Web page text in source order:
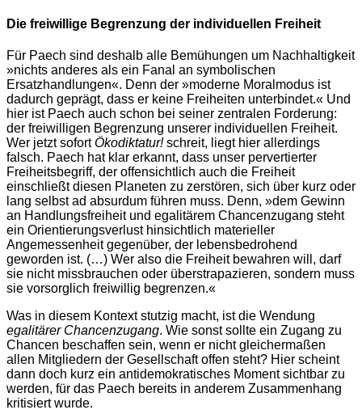
Die freiwillige Begrenzung der individuellen Freiheit
Für Paech sind deshalb alle Bemühungen um Nachhaltigkeit
»nichts anderes als ein Fanal an symbolischen
Ersatzhandlungen«. Denn der »moderne Moralmodus ist
dadurch geprägt, dass er keine Freiheiten unterbindet.« Und
hier ist Paech auch schon bei seiner zentralen Forderung:
der freiwilligen Begrenzung unserer individuellen Freiheit.
Wer jetzt sofortÖkodiktatur!schreit, liegt hier allerdings
falsch. Paech hat klar erkannt, dass unser pervertierter
Freiheitsbegriff, der offensichtlich auch die Freiheit
einschließt diesen Planeten zu zerstören, sich über kurz oder
lang selbst ad absurdum führen muss. Denn, »dem Gewinn
an Handlungsfreiheit und egalitärem Chancenzugang steht
ein Orientierungsverlust hinsichtlich materieller
Angemessenheit gegenüber, der lebensbedrohend
geworden ist. (…) Wer also die Freiheit bewahren will, darf
sie nicht missbrauchen oder überstrapazieren, sondern muss
sie vorsorglich freiwillig begrenzen.«
Was in diesem Kontext stutzig macht, ist die Wendung
egalitärer Chancenzugang. Wie sonst sollte ein Zugang zu
Chancen beschaffen sein, wenn er nicht gleichermaßen
allen Mitgliedern der Gesellschaft offen steht? Hier scheint
dann doch kurz ein antidemokratisches Moment sichtbar zu
werden, für das Paech bereits in anderem Zusammenhang
kritisiert wurde.